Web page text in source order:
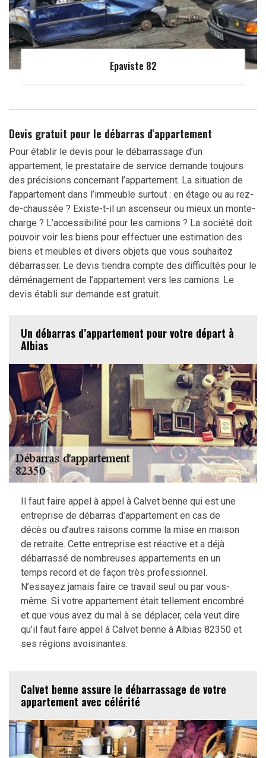
Epaviste 82
Devis gratuit pour le débarras d'appartement
Pour établir le devis pour le débarrassage d’un
appartement, le prestataire de service demande toujours
des précisions concernant l’appartement. La situation de
l’appartement dans l’immeuble surtout : en étage ou au rez-
de-chaussée ? Existe-t-il un ascenseur ou mieux un monte-
charge ? L’accessibilité pour les camions ? La société doit
pouvoir voir les biens pour effectuer une estimation des
biens et meubles et divers objets que vous souhaitez
débarrasser. Le devis tiendra compte des difficultés pour le
déménagement de l’appartement vers les camions. Le
devis établi sur demande est gratuit.
Un débarras d’appartement pour votre départ à
Albias
Il faut faire appel à appel à Calvet benne qui est une
entreprise de débarras d’appartement en cas de
décès ou d’autres raisons comme la mise en maison
de retraite. Cette entreprise est réactive et a déjà
débarrassé de nombreuses appartements en un
temps record et de façon très professionnel.
N’essayez jamais faire ce travail seul ou par vous-
même. Si votre appartement était tellement encombré
et que vous avez du mal à se déplacer, cela veut dire
qu’il faut faire appel à Calvet benne à Albias 82350 et
ses régions avoisinantes.
Calvet benne assure le débarrassage de votre
appartement avec célérité